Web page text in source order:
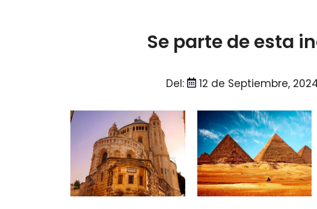
Se parte de esta
Del: 12 de Septiembre,